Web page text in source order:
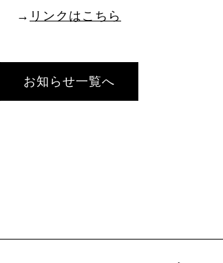
→ リンクはこちら
お知らせ一覧へ